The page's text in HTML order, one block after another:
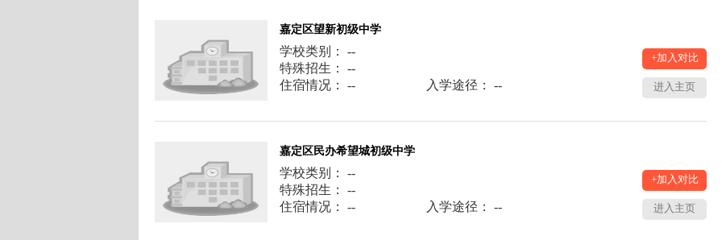
嘉定区望新初级中学
学校类别： --
特殊招生： --
住宿情况： --
入学途径： --
+加入对比
进入主页
嘉定区民办希望城初级中学
学校类别： --
特殊招生： --
住宿情况： --
入学途径： --
+加入对比
进入主页